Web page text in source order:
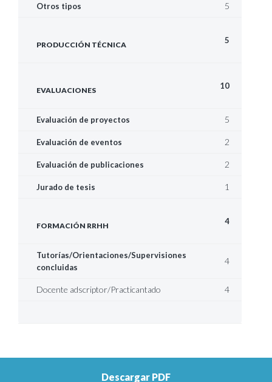
Otros tipos 5
PRODUCCIÓN TÉCNICA 5
EVALUACIONES 10
Evaluación de proyectos 5
Evaluación de eventos 2
Evaluación de publicaciones 2
Jurado de tesis 1
FORMACIÓN RRHH 4
Tutorías/Orientaciones/Supervisiones
concluidas
4
Docente adscriptor/Practicantado 4
Descargar PDF